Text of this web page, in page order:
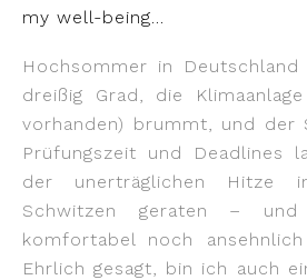
my well-being…
Hochsommer in
dreißig Grad, die
vorhanden) brummt, und der
Prüfungszeit und Deadlines
der unerträglichen Hitze
Schwitzen geraten –
komfortabel noch
Ehrlich gesagt, bin ich auch